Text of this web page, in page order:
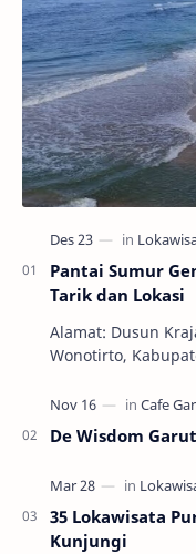
Pantai Sumur
Tarik dan Lokasi
Alamat: Dusun
Wonotirto,
De Wisdom
35 Lokawisata
Kunjungi